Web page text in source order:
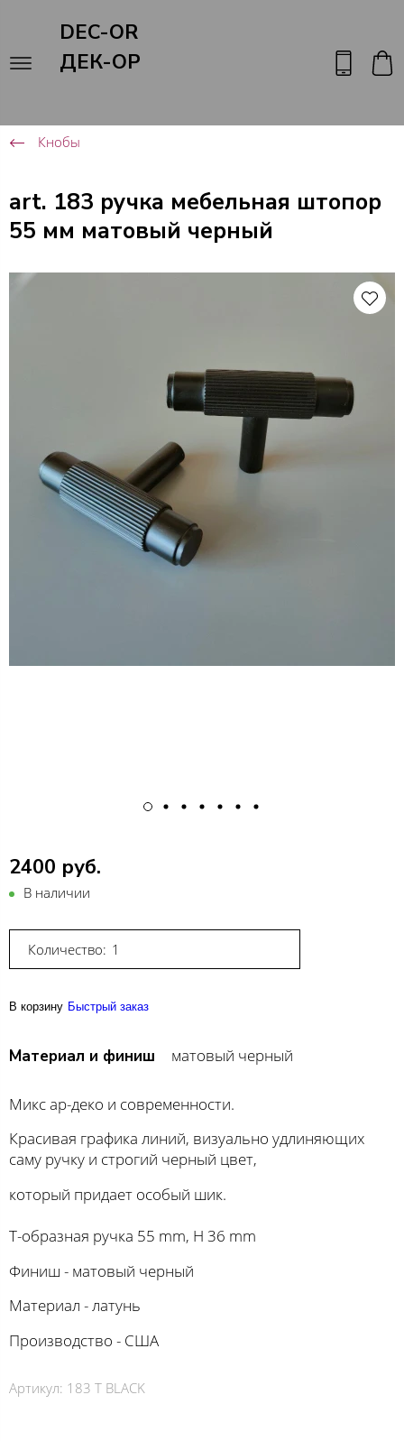
DEC-OR
ДЕК-ОР
Кнобы
art. 183 ручка мебельная штопор
55 мм матовый черный
2400 руб.
В наличии
Количество:
В корзину Быстрый заказ
Материал и финиш матовый черный
Микс ар-деко и современности.
Красивая графика линий, визуально удлиняющих
саму ручку и строгий черный цвет,
который придает особый шик.
Т-образная ручка 55 mm, H 36 mm
Финиш - матовый черный
Материал - латунь
Производство - США
Артикул: 183 T BLACK